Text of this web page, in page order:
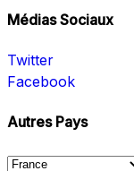
Médias Sociaux
Twitter
Facebook
Autres Pays